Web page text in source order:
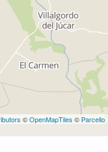
©OpenMapTiles © Parcello